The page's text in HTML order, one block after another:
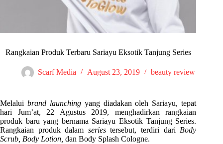
Rangkaian Produk Terbaru Sariayu Eksotik Tanjung Series
Scarf Media August 23, 2019 beauty review
Melalui brand launching yang diadakan oleh Sariayu, tepat
hari Jum’at, 22 Agustus 2019, menghadirkan rangkaian
produk baru yang bernama Sariayu Eksotik Tanjung Series.
Rangkaian produk dalam seriestersebut, terdiri dari Body
Scrub, Body Lotion, dan Body Splash Cologne.